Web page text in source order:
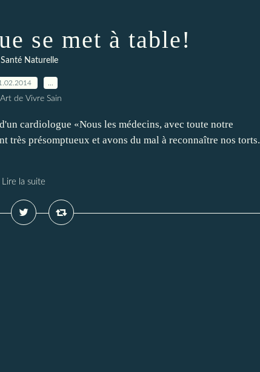
se met à table!
Santé Naturelle
de Vivre Sain
cardiologue «Nous les médecins, avec toute notre
très présomptueux et avons du mal à reconnaître nos torts.
Lire la suite